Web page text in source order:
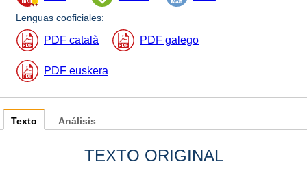
Lenguas cooficiales:
PDF català PDF galego
PDF euskera
Texto
TEXTO ORIGINAL
Análisis